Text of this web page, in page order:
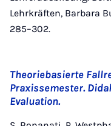
Lehrkräften, Barbara
285–302.
Theoriebasierte
Praxissemester.
Evaluation.